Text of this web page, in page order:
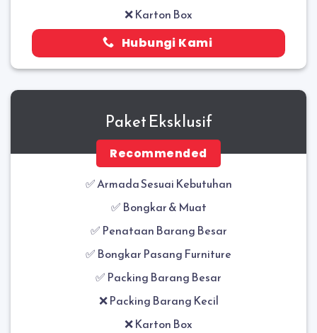
❌ Karton Box
Hubungi Kami
Paket Eksklusif
Recommended
✅ Armada Sesuai Kebutuhan
✅ Bongkar & Muat
✅ Penataan Barang Besar
✅ Bongkar Pasang Furniture
✅ Packing Barang Besar
❌ Packing Barang Kecil
❌ Karton Box